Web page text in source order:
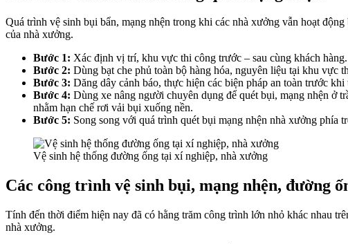
Quá trình vệ sinh bụi bẩn, mạng nhện trong khi các nhà xưởng vẫn hoạt
của nhà xưởng.
Bước 1: Xác định vị trí, khu vực thi công trước – sau cùng khách hàng.
Bước 2: Dùng bạt che phủ toàn bộ hàng hóa, nguyên liệu tại khu vực
Bước 3: Dăng dây cảnh báo, thực hiện các biện pháp an toàn trước khi
Bước 4: Dùng xe nâng người chuyên dụng để quét bụi, mạng nhện ở
nhằm hạn chế rơi vải bụi xuống nền.
Bước 5: Song song với quá trình quét bụi mạng nhện nhà xưởng phía
Vệ sinh hệ thống đường ống tại xí nghiệp, nhà xưởng
Các công trình vệ sinh bụi, mạng nhện, đường
Tính đến thời điểm hiện nay đã có hằng trăm công trình lớn nhỏ khác nhau
nhà xưởng.